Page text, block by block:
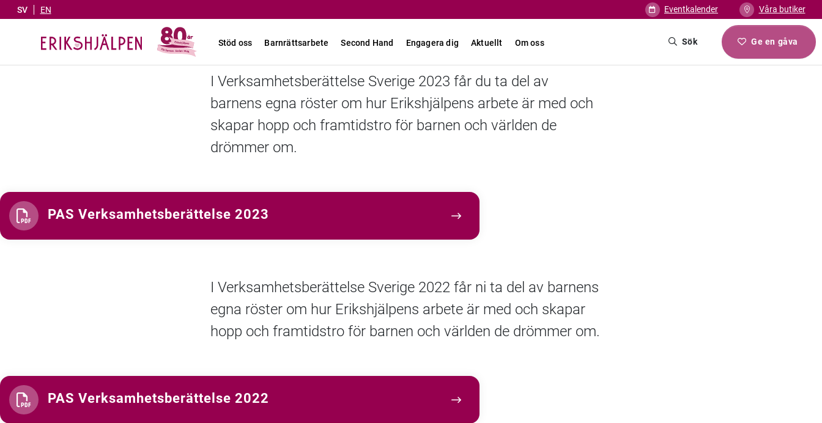
SV EN Eventkalender Våra butiker
Stöd oss Barnrättsarbete Second Hand Engagera dig Aktuellt Om oss Sök Ge en gåva
I Verksamhetsberättelse Sverige 2023 får du ta del av
barnens egna röster om hur Erikshjälpens arbete är med och
skapar hopp och framtidstro för barnen och världen de
drömmer om.
PAS Verksamhetsberättelse 2023
I Verksamhetsberättelse Sverige 2022 får ni ta del av barnens
egna röster om hur Erikshjälpens arbete är med och skapar
hopp och framtidstro för barnen och världen de drömmer om.
PAS Verksamhetsberättelse 2022